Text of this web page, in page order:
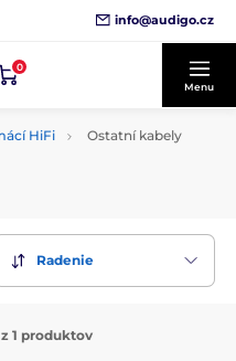
info@audigo.cz
0
Menu
HiFi Ostatní kabely
Radenie
1 produktov